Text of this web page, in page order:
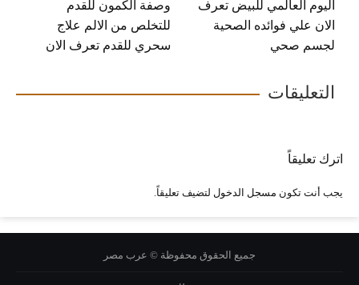
اليوم العالمي للبيض تعرف
الان علي فوائده الصحية
لجسم صحي
وصفة الكمون للقدم
للتخلص من الالم علاج
سحري للقدم تعرف الان
التعليقات
اترك تعليقاً
يجب أنت تكون مسجل الدخول لتضيف تعليقاً.
جميع الحقوق محفوظة © عرب مصر